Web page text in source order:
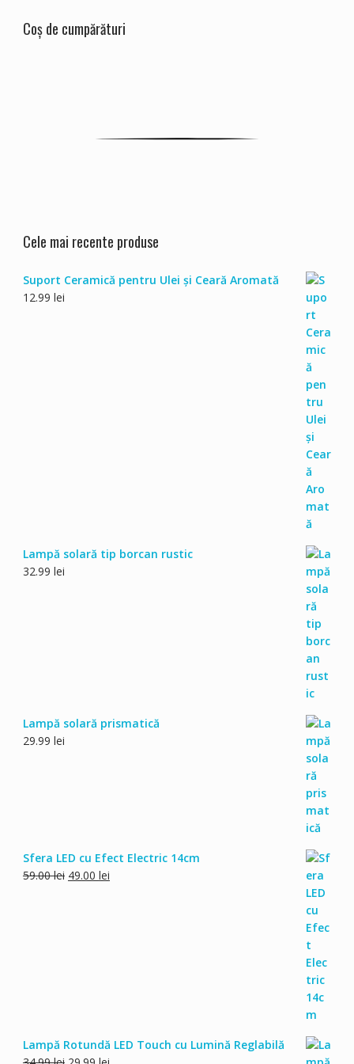
Coș de cumpărături
Cele mai recente produse
Suport Ceramică pentru Ulei și Ceară Aromată
12.99 lei
Lampă solară tip borcan rustic
32.99 lei
Lampă solară prismatică
29.99 lei
Sfera LED cu Efect Electric 14cm
59.00lei Prețul
49.00 leiPrețul
Lampă Rotundă LED Touch cu Lumină Reglabilă